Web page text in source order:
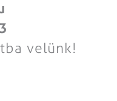
velünk!